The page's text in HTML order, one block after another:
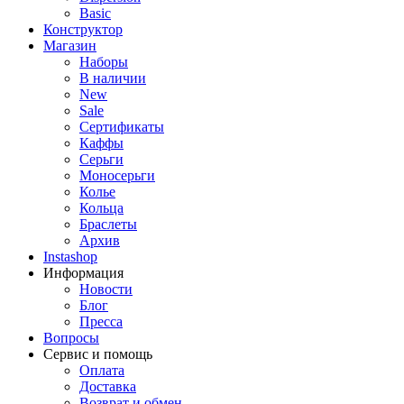
Basic
Конструктор
Магазин
Наборы
В наличии
New
Sale
Сертификаты
Каффы
Серьги
Моносерьги
Колье
Кольца
Браслеты
Архив
Instashop
Информация
Новости
Блог
Пресса
Вопросы
Сервис и помощь
Оплата
Доставка